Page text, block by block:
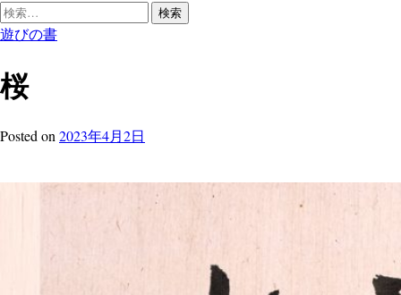
検
索:
遊びの書
桜
Posted on 2023年4月2日